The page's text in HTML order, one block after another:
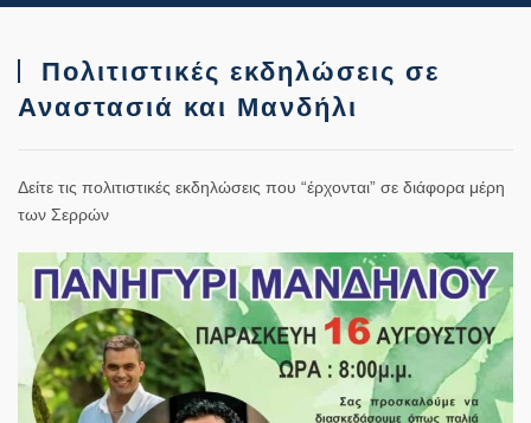
Πολιτιστικές εκδηλώσεις σε
Αναστασιά και Μανδήλι
Δείτε τις πολιτιστικές εκδηλώσεις που “έρχονται” σε διάφορα μέρη
των Σερρών